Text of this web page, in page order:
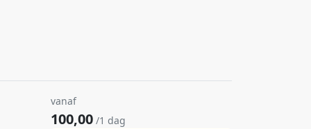
vanaf
100,00 /1 dag